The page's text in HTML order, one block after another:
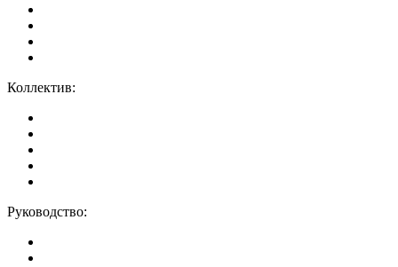
Коллектив:
Руководство: